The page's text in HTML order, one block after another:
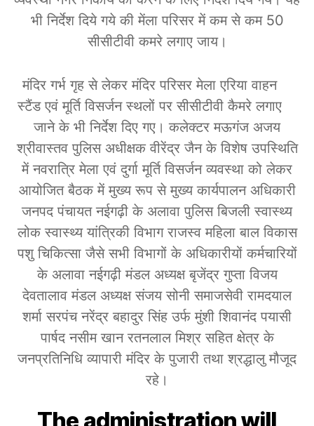
भी निर्देश दिये गये की मेंला परिसर में कम से कम 50
सीसीटीवी कमरे लगाए जाय।
मंदिर गर्भ गृह से लेकर मंदिर परिसर मेला एरिया वाहन
स्टैंड एवं मूर्ति विसर्जन स्थलों पर सीसीटीवी कैमरे लगाए
जाने के भी निर्देश दिए गए। कलेक्टर मऊगंज अजय
श्रीवास्तव पुलिस अधीक्षक वीरेंद्र जैन के विशेष उपस्थिति
में नवरात्रि मेला एवं दुर्गा मूर्ति विसर्जन व्यवस्था को लेकर
आयोजित बैठक में मुख्य रूप से मुख्य कार्यपालन अधिकारी
जनपद पंचायत नईगढ़ी के अलावा पुलिस बिजली स्वास्थ्य
लोक स्वास्थ्य यांत्रिकी विभाग राजस्व महिला बाल विकास
पशु चिकित्सा जैसे सभी विभागों के अधिकारीयों कर्मचारियों
के अलावा नईगढ़ी मंडल अध्यक्ष बृजेंद्र गुप्ता विजय
देवतालाव मंडल अध्यक्ष संजय सोनी समाजसेवी रामदयाल
शर्मा सरपंच नरेंद्र बहादुर सिंह उर्फ मुंशी शिवानंद पयासी
पार्षद नसीम खान रतनलाल मिश्र सहित क्षेत्र के
जनप्रतिनिधि व्यापारी मंदिर के पुजारी तथा श्रद्धालु मौजूद
रहे।
The administration will